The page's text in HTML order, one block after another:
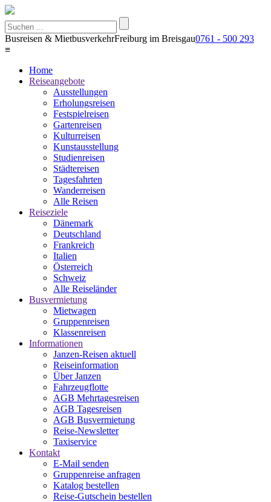
Busreisen & MietbusverkehrFreiburg im Breisgau0761 - 500 293
≡
Home
Reiseangebote
Ausstellungen
Erholungsreisen
Festspielreisen
Gartenreisen
Kulturreisen
Kunstausstellung
Studienreisen
Städtereisen
Tagesfahrten
Wanderreisen
Alle Reisen
Reiseziele
Dänemark
Deutschland
Frankreich
Italien
Österreich
Schweiz
Alle Reiseländer
Busvermietung
Mietwagen
Gruppenreisen
Klassenreisen
Informationen
Janzen-Reisen aktuell
Reiseinformation
Über Janzen
Fahrzeugflotte
AGB Mehrtagesreisen
AGB Tagesreisen
AGB Busvermietung
Reise-Newsletter
Taxiservice
Kontakt
E-Mail senden
Gruppenreise anfragen
Katalog bestellen
Reise-Gutschein bestellen